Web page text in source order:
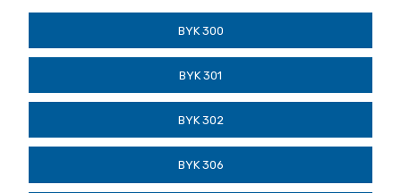
BYK 300
BYK 301
BYK 302
BYK 306